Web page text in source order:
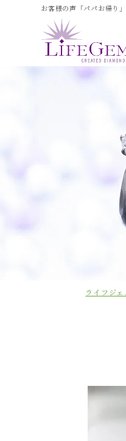
お客様の声「パパお帰り
ライフジ